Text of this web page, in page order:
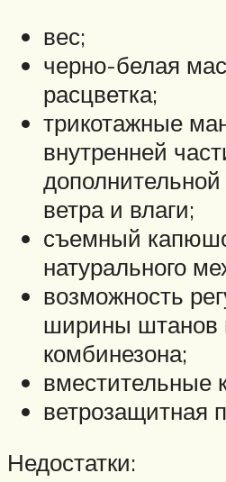
вес;
черно-белая
расцветка;
трикотажные
внутренней
ветра и влаги;
съемный
натурального
возможность
ширины штанов
комбинезона;
вместительные
ветрозащитная
Недостатки: